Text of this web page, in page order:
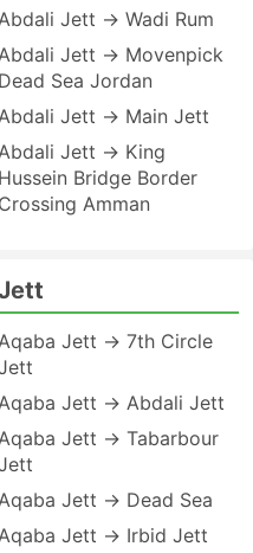
Jett → Wadi Rum
Jett → Movenpick
Dead Sea Jordan
Jett → Main Jett
Jett → King
Hussein Bridge Border
Crossing Amman
Jett → 7th Circle
Jett → Abdali Jett
Jett → Tabarbour
Jett → Dead Sea
Jett → Irbid Jett